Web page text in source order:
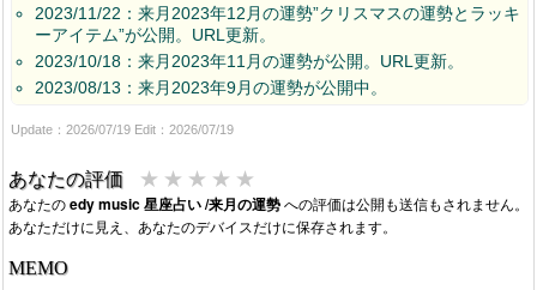
2023/11/22：来月2023年12月の運勢”クリスマスの運勢とラッキ
ーアイテム”が公開。URL更新。
2023/10/18：来月2023年11月の運勢が公開。URL更新。
2023/08/13：来月2023年9月の運勢が公開中。
Update：2026/07/19 Edit：2026/07/19
あなたの評価 ★ ★ ★ ★ ★
あなたのedy music 星座占い /来月の運勢への評価は公開も送信もされません。
あなただけに見え、あなたのデバイスだけに保存されます。
MEMO